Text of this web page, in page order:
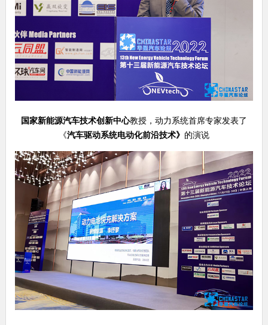
国家新能源汽车技术创新中心教授，动力系统首席专家发表了
《汽车驱动系统电动化前沿技术》 的演说